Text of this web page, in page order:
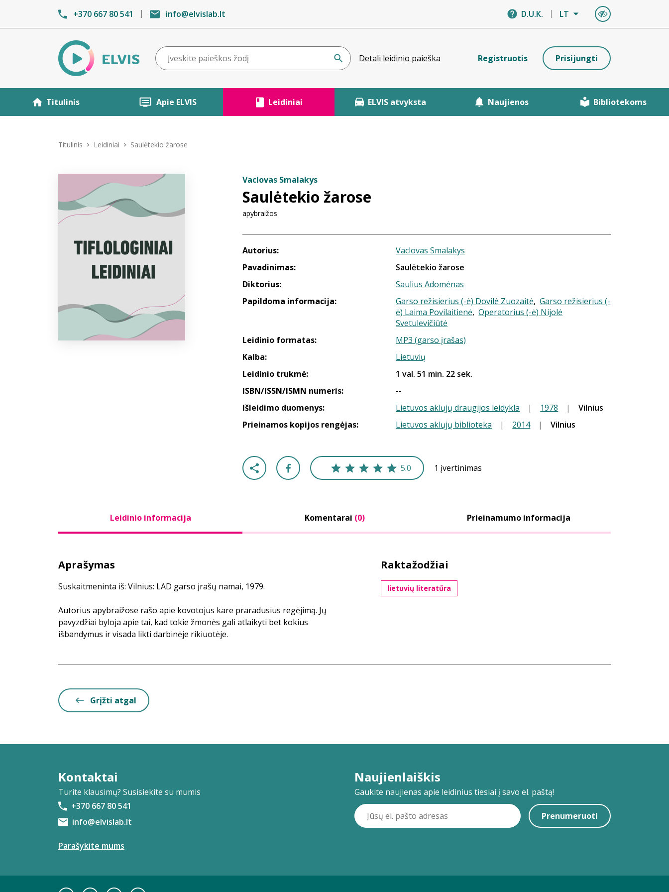
+370 667 80 541 info@elvislab.lt D.U.K. LT
Detali leidinio paieška Registruotis Prisijungti
Titulinis Apie ELVIS Leidiniai ELVIS atvyksta Naujienos Bibliotekoms
Titulinis Leidiniai Saulėtekio žarose
Vaclovas Smalakys
Saulėtekio žarose
apybraižos
Autorius:
Vaclovas Smalakys
Pavadinimas:
Saulėtekio žarose
Diktorius:
Saulius Adomėnas
Papildoma informacija:
Garso režisierius (-ė) Dovilė Zuozaitė,Garso režisierius (-
ė) Laima Povilaitienė,Operatorius (-ė) Nijolė
Svetulevičiūtė
Leidinio formatas:
MP3 (garso įrašas)
Kalba:
Lietuvių
Leidinio trukmė:
1 val. 51 min. 22 sek.
ISBN/ISSN/ISMN numeris:
--
Išleidimo duomenys:
Lietuvos aklųjų draugijos leidykla | 1978 |
Vilnius
Prieinamos kopijos rengėjas:
Lietuvos aklųjų biblioteka | 2014 | Vilnius
5.0 1 įvertinimas
Leidinio informacija Komentarai (0) Prieinamumo informacija
Aprašymas
Suskaitmeninta iš: Vilnius: LAD garso įrašų namai, 1979.
Autorius apybraižose rašo apie kovotojus kare praradusius regėjimą. Jų
pavyzdžiai byloja apie tai, kad tokie žmonės gali atlaikyti bet kokius
išbandymus ir visada likti darbinėje rikiuotėje.
Raktažodžiai
lietuvių literatūra
Grįžti atgal
Kontaktai
Turite klausimų? Susisiekite su mumis
+370 667 80 541
info@elvislab.lt
Parašykite mums
Naujienlaiškis
Gaukite naujienas apie leidinius tiesiai į savo el. paštą!
Prenumeruoti